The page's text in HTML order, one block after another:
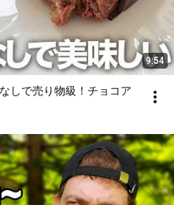
9:54
しで売り物級！チョコア